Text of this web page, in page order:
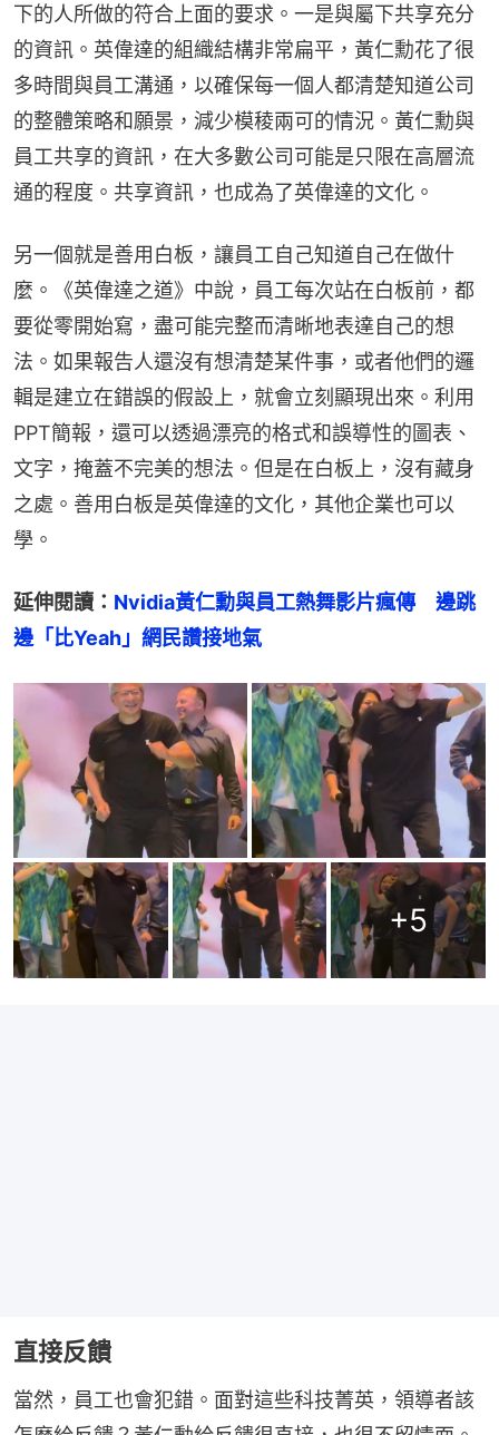
下的人所做的符合上面的要求。一是與屬下共享充分
的資訊。英偉達的組織結構非常扁平，黃仁勳花了很
多時間與員工溝通，以確保每一個人都清楚知道公司
的整體策略和願景，減少模稜兩可的情況。黃仁勳與
員工共享的資訊，在大多數公司可能是只限在高層流
通的程度。共享資訊，也成為了英偉達的文化。
另一個就是善用白板，讓員工自己知道自己在做什
麼。《英偉達之道》中說，員工每次站在白板前，都
要從零開始寫，盡可能完整而清晰地表達自己的想
法。如果報告人還沒有想清楚某件事，或者他們的邏
輯是建立在錯誤的假設上，就會立刻顯現出來。利用
PPT簡報，還可以透過漂亮的格式和誤導性的圖表、
文字，掩蓋不完美的想法。但是在白板上，沒有藏身
之處。善用白板是英偉達的文化，其他企業也可以
學。
延伸閱讀： Nvidia黃仁勳與員工熱舞影片瘋傳　邊跳
邊「比Yeah」網民讚接地氣
+5
直接反饋
當然，員工也會犯錯。面對這些科技菁英，領導者該